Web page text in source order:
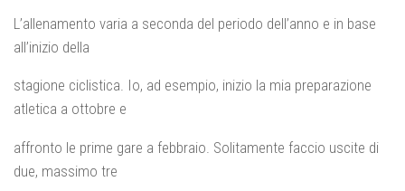
L’allenamento varia a seconda del periodo dell’anno e in base
all’inizio della
stagione ciclistica. Io, ad esempio, inizio la mia preparazione
atletica a ottobre e
affronto le prime gare a febbraio. Solitamente faccio uscite di
due, massimo tre